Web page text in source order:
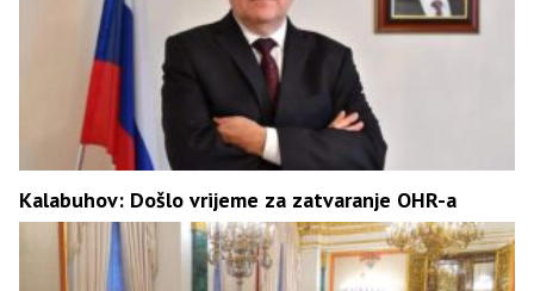
Kalabuhov: Došlo vrijeme za zatvaranje OHR-a